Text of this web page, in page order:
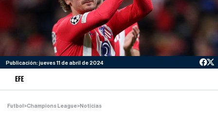
Publicación: jueves 11 de abril de 2024
EFE
Futbol >Champions League>Noticias